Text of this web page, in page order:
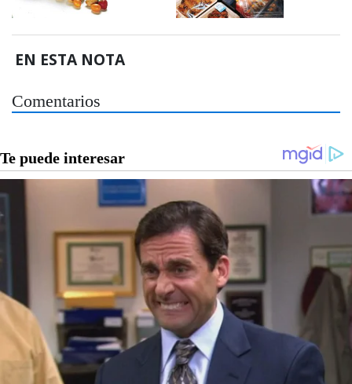
EN ESTA NOTA
Comentarios